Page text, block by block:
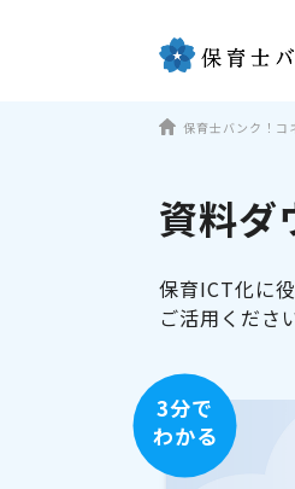
保育士バンク！コ
資料ダ
保育ICT化に
ご活用くださ
3分で
わかる